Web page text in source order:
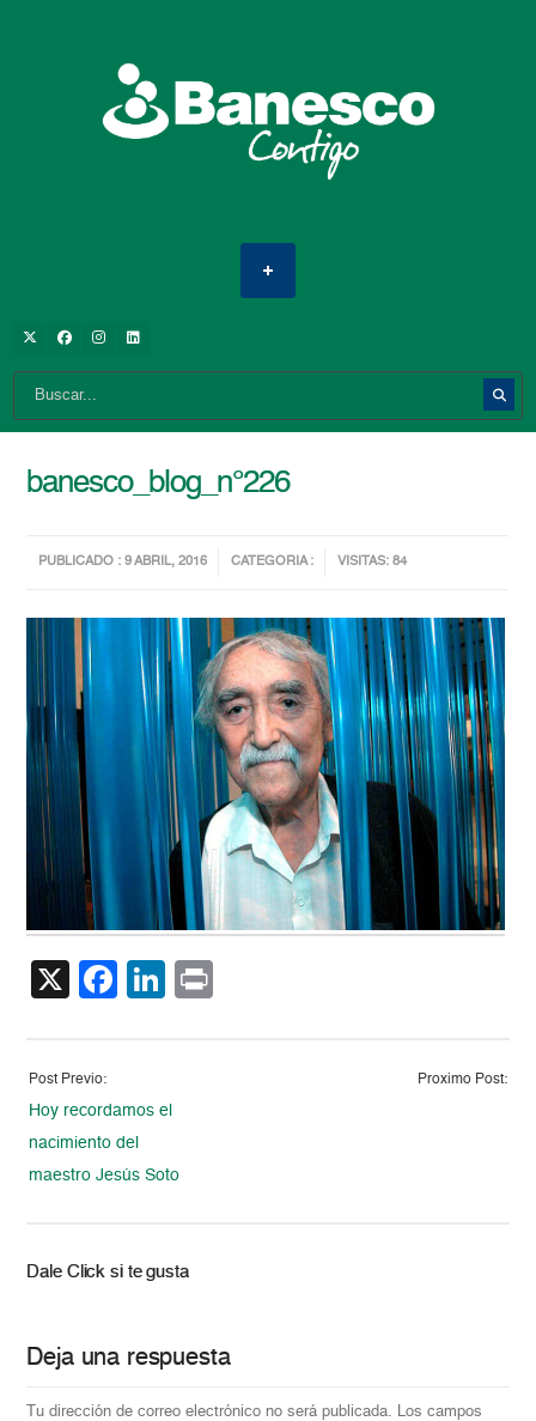
banesco_blog_n°226
PUBLICADO : 9 ABRIL, 2016 CATEGORIA : VISITAS: 84
X Facebook
LinkedIn
Post Previo:
Hoy recordamos el
nacimiento del
maestro Jesús Soto
Proximo Post:
Dale Click si te gusta
Deja una respuesta
Tu dirección de correo electrónico no será publicada. Los campos